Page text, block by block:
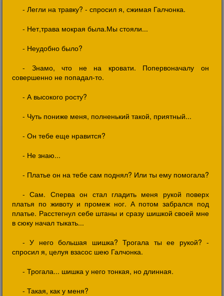
- Легли на травку? - спросил я, сжимая Галчонка.
- Нет,трава мокрая была.Мы стояли...
- Неудобно было?
- Знамо, что не на кровати. Попервоначалу он
совершенно не попадал-то.
- А высокого росту?
- Чуть пониже меня, полненький такой, приятный...
- Он тебе еще нравится?
- Не знаю...
- Платье он на тебе сам поднял? Или ты ему помогала?
- Сам. Сперва он стал гладить меня рукой поверх
платья по животу и промеж ног. А потом забрался под
платье. Расстегнул себе штаны и сразу шишкой своей мне
в сюку начал тыкать...
- У него большая шишка? Трогала ты ее рукой? -
спросил я, целуя взасос шею Галчонка.
- Трогала... шишка у него тонкая, но длинная.
- Такая, как у меня?